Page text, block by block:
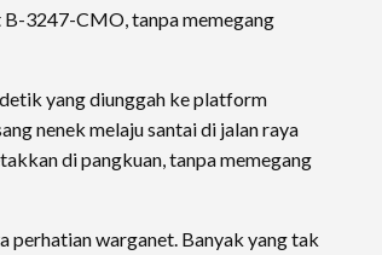
3247-CMO, tanpa memegang
yang diunggah ke platform
nenek melaju santai di jalan raya
di pangkuan, tanpa memegang
perhatian warganet. Banyak yang tak